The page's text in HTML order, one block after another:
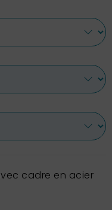
cadre en acier